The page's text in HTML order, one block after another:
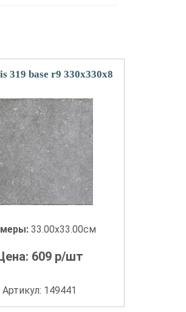
319 base r9 330x330x8
33.00x33.00см
609р/шт
Артикул: 149441